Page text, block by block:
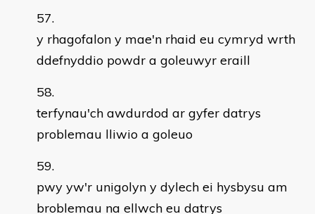
y rhagofalon y mae'n rhaid eu cymryd wrth
ddefnyddio powdr a goleuwyr eraill
terfynau'ch awdurdod ar gyfer datrys
problemau lliwio a goleuo
pwy yw'r unigolyn y dylech ei hysbysu am
broblemau na ellwch eu datrys